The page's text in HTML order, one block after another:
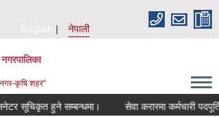
English
नेपाली
कृषि शहर"
सूचिकृत हुने सम्बन्धमा। सेवा करारमा कर्मचारी पदपूर्ति